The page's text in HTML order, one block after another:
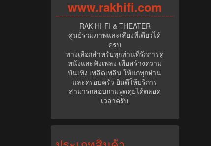
www.rakhifi.com
RAK HI-FI & THEATER
ศูนย์รวมภาพและเสียงที่เดียวได้
ครบ
ทางเลือกสำหรับทุกท่านที่รักการดู
หนังและฟังเพลง เพื่อสร้างความ
บันเทิง เพลิดเพลิน ให้แก่ทุกท่าน
และครอบครัว ยินดีให้บริการ
สามารถสอบถามพูดคุยได้ตลอด
เวลาครับ